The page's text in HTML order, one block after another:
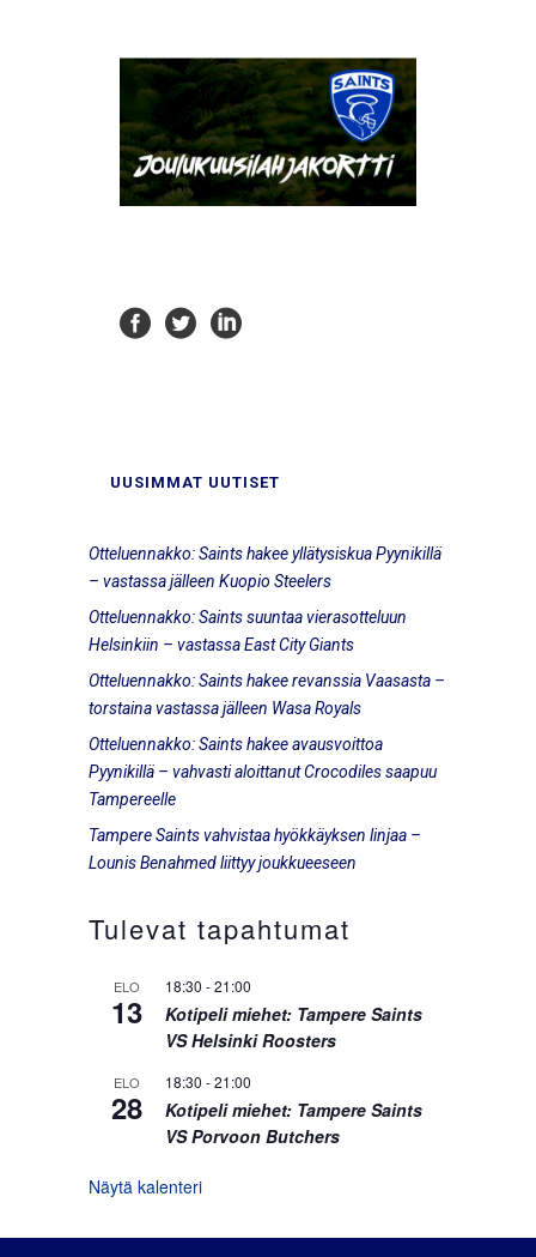
UUSIMMAT UUTISET
Otteluennakko: Saints hakee yllätysiskua Pyynikillä
– vastassa jälleen Kuopio Steelers
Otteluennakko: Saints suuntaa vierasotteluun
Helsinkiin – vastassa East City Giants
Otteluennakko: Saints hakee revanssia Vaasasta –
torstaina vastassa jälleen Wasa Royals
Otteluennakko: Saints hakee avausvoittoa
Pyynikillä – vahvasti aloittanut Crocodiles saapuu
Tampereelle
Tampere Saints vahvistaa hyökkäyksen linjaa –
Lounis Benahmed liittyy joukkueeseen
Tulevat tapahtumat
ELO
13
18:30 -21:00
Kotipeli miehet: Tampere Saints
VS Helsinki Roosters
ELO
28
18:30 -21:00
Kotipeli miehet: Tampere Saints
VS Porvoon Butchers
Näytä kalenteri